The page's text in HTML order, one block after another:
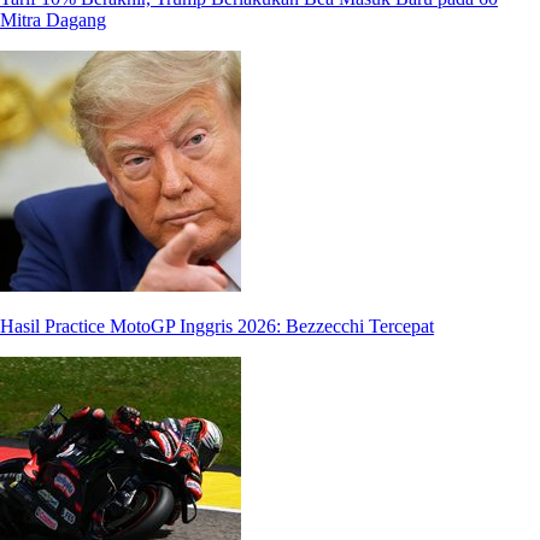
Mitra Dagang
Hasil Practice MotoGP Inggris 2026: Bezzecchi Tercepat